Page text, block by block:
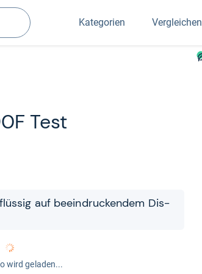
Suchen
Kategorien Vergleichen
Test
auf beein­dru­cken­dem Dis­
wird geladen...